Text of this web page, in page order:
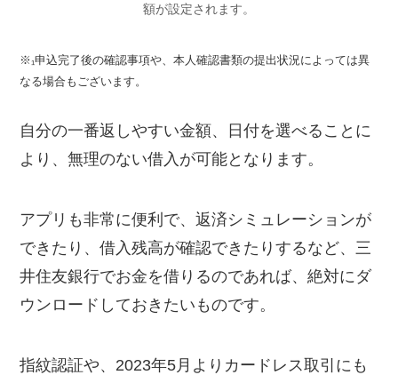
額が設定されます。
※₁申込完了後の確認事項や、本人確認書類の提出状況によっては異
なる場合もございます。
自分の一番返しやすい金額、日付を選べることに
より、無理のない借入が可能となります。
アプリも非常に便利で、返済シミュレーションが
できたり、借入残高が確認できたりするなど、三
井住友銀行でお金を借りるのであれば、絶対にダ
ウンロードしておきたいものです。
指紋認証や、2023年5月よりカードレス取引にも